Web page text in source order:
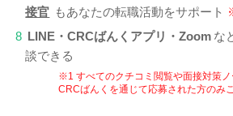
接官 もあなたの転職活動をサポート
8 LINE・CRCばんくアプリ・Zoom な
談できる
※1 すべてのクチコミ閲覧や面接対策ノ
CRCばんくを通じて応募された方のみ